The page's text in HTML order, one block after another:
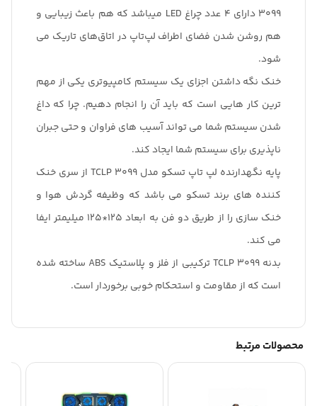
3099 دارای 4 عدد چراغ‌ LED میباشد که هم باعث زیبایی و
هم روشن شدن فضای اطراف لپ‌تاپ در اتاق‌های تاریک می
شود.
خنک نگه داشتن اجزای یک سیستم کامپیوتری یکی از مهم
ترین کار هایی است که باید آن را انجام دهیم. چرا که داغ
شدن سیستم شما می تواند آسیب های فراوان و حتی جبران
ناپذیری برای سیستم شما ایجاد کند.
پایه نگهدارنده لپ تاپ تسکو مدل TCLP 3099 از سری خنک
کننده های برند تسکو می باشد که وظیفه گردش هوا و
خنک سازی را از طریق دو فن به ابعاد 125*125 میلیمتر ایفا
می کند.
بدنه TCLP 3099 ترکیبی از فلز و پلاستیک ABS ساخته شده
است که از مقاومت و استحکام خوبی برخوردار است.
محصولات مرتبط